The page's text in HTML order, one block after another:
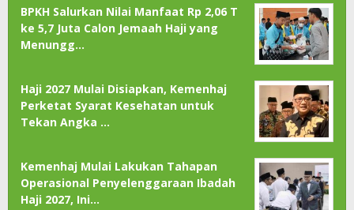
BPKH Salurkan Nilai Manfaat Rp 2,06 T
ke 5,7 Juta Calon Jemaah Haji yang
Menungg…
Haji 2027 Mulai Disiapkan, Kemenhaj
Perketat Syarat Kesehatan untuk
Tekan Angka …
Kemenhaj Mulai Lakukan Tahapan
Operasional Penyelenggaraan Ibadah
Haji 2027, Ini…